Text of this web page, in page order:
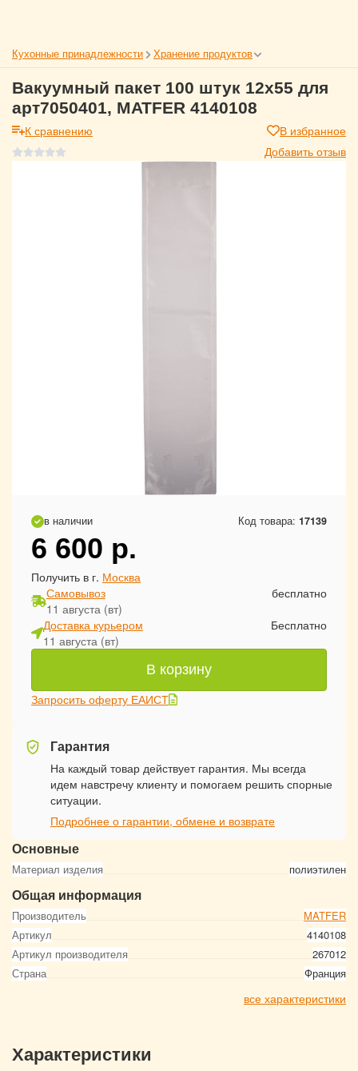
Кухонные принадлежности Хранение продуктов
Вакуумный пакет 100 штук 12x55 для
арт7050401, MATFER 4140108
К сравнению
В избранное
Добавить отзыв
Основные
Материал изделия полиэтилен
Общая информация
Производитель
MATFER
Артикул
4140108
Артикул производителя
267012
Страна
Франция
все характеристики
в наличии Код товара: 17139
6 600 р.
Получить в г. Москва
Самовывоз
11 августа (вт)
бесплатно
Доставка курьером
11 августа (вт)
Бесплатно
В корзину
Запросить оферту ЕАИСТ
Гарантия
На каждый товар действует гарантия. Мы всегда
идем навстречу клиенту и помогаем решить спорные
ситуации.
Подробнее о гарантии, обмене и возврате
Характеристики